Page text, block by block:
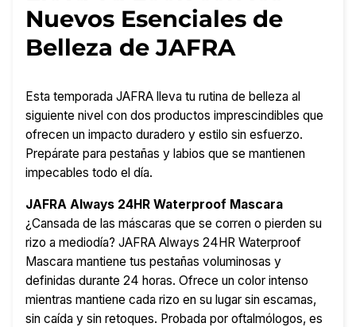
Nuevos Esenciales de
Belleza de JAFRA
Esta temporada JAFRA lleva tu rutina de belleza al
siguiente nivel con dos productos imprescindibles que
ofrecen un impacto duradero y estilo sin esfuerzo.
Prepárate para pestañas y labios que se mantienen
impecables todo el día.
JAFRA Always 24HR Waterproof Mascara
¿Cansada de las máscaras que se corren o pierden su
rizo a mediodía? JAFRA Always 24HR Waterproof
Mascara mantiene tus pestañas voluminosas y
definidas durante 24 horas. Ofrece un color intenso
mientras mantiene cada rizo en su lugar sin escamas,
sin caída y sin retoques. Probada por oftalmólogos, es